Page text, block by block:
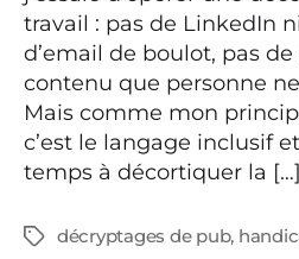
travail : pas de LinkedIn
d’email de boulot, pas
contenu que personne
Mais comme mon
c’est le langage inclusif
temps à décortiquer la […]
Étiquettes
décryptages de pub,